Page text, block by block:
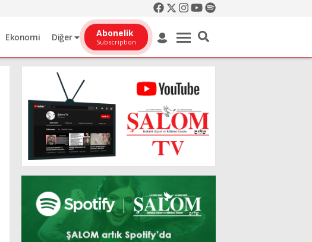
Ekonomi Diğer Abonelik
Subscription